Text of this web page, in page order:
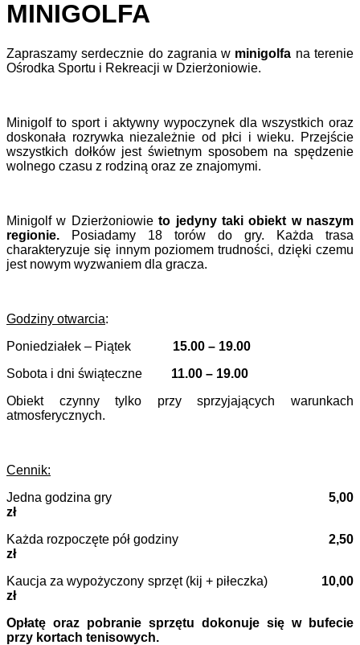
MINIGOLFA
Zapraszamy serdecznie do zagrania w minigolfa na terenie
Ośrodka Sportu i Rekreacji w Dzierżoniowie.
Minigolf to sport i aktywny wypoczynek dla wszystkich oraz
doskonała rozrywka niezależnie od płci i wieku. Przejście
wszystkich dołków jest świetnym sposobem na spędzenie
wolnego czasu z rodziną oraz ze znajomymi.
Minigolf w Dzierżoniowieto jedyny taki obiekt w naszym
regionie. Posiadamy 18 torów do gry. Każda trasa
charakteryzuje się innym poziomem trudności, dzięki czemu
jest nowym wyzwaniem dla gracza.
Godziny otwarcia:
Poniedziałek – Piątek 15.00 – 19.00
Sobota i dni świąteczne 11.00 – 19.00
Obiekt czynny tylko przy sprzyjających warunkach
atmosferycznych.
Cennik:
Jedna godzina gry 5,00
zł
Każda rozpoczęte pół godziny 2,50
zł
Kaucja za wypożyczony sprzęt (kij + piłeczka) 10,00
zł
Opłatę oraz pobranie sprzętu dokonuje się w bufecie
przy kortach tenisowych.